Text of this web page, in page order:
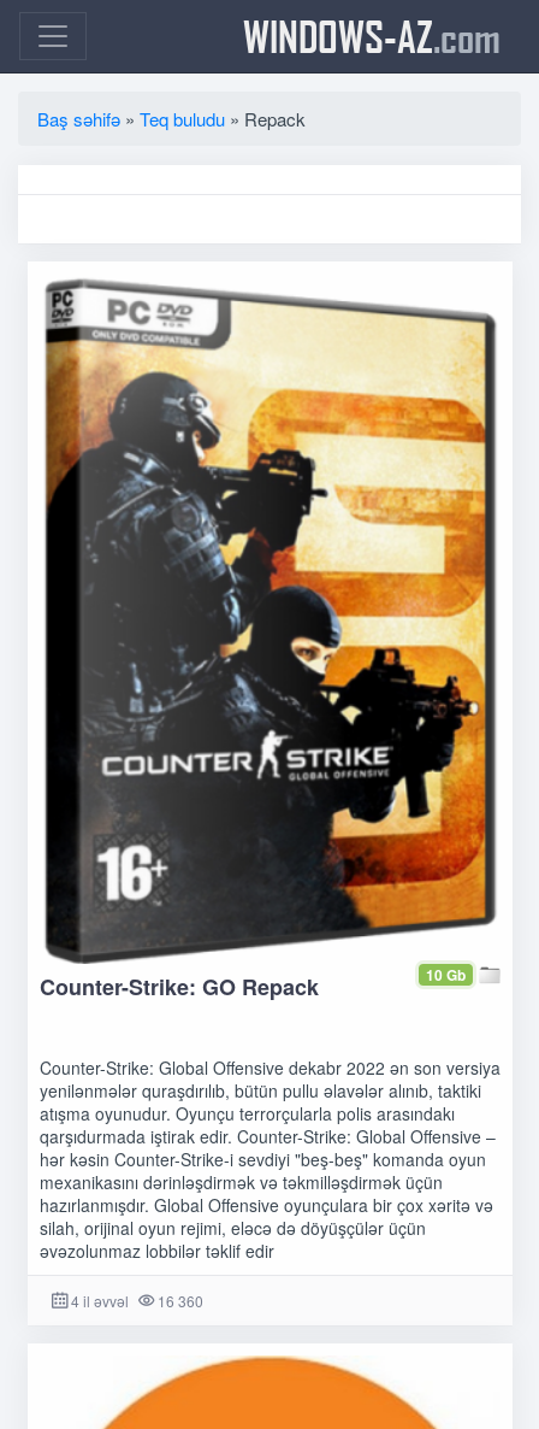
WINDOWS-AZ.com
Baş səhifə » Teq buludu » Repack
10 Gb
Counter-Strike: GO Repack
Counter-Strike: Global Offensive dekabr 2022 ən son versiya
yenilənmələr quraşdırılıb, bütün pullu əlavələr alınıb, taktiki
atışma oyunudur. Oyunçu terrorçularla polis arasındakı
qarşıdurmada iştirak edir. Counter-Strike: Global Offensive –
hər kəsin Counter-Strike-i sevdiyi "beş-beş" komanda oyun
mexanikasını dərinləşdirmək və təkmilləşdirmək üçün
hazırlanmışdır. Global Offensive oyunçulara bir çox xəritə və
silah, orijinal oyun rejimi, eləcə də döyüşçülər üçün
əvəzolunmaz lobbilər təklif edir
4 il əvvəl 16 360